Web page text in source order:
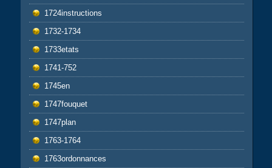
1724instructions
1732-1734
1733etats
1741-752
1745en
1747fouquet
1747plan
1763-1764
1763ordonnances